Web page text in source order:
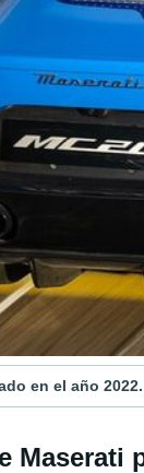
en el año 2022.
Maserati